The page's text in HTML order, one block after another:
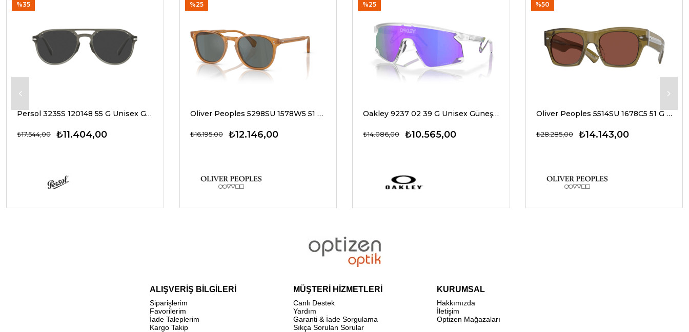
Persol 3235S 120148 55 G Unisex Güneş Gözlükleri
₺11.404,00
₺17.544,00
%35
Oliver Peoples 5298SU 1578W5 51 G Unisex Güneş Gözlükleri
₺12.146,00
₺16.195,00
%25
Oakley 9237 02 39 G Unisex Güneş Gözlükleri
₺10.565,00
₺14.086,00
%25
Oliver Peoples 5514SU 1678C5 51 G Unisex Güneş Gözlükleri
₺14.143,00
₺28.285,00
%50
ALIŞVERİŞ BİLGİLERİ
Siparişlerim
Favorilerim
İade Taleplerim
Kargo Takip
MÜŞTERİ HİZMETLERİ
Canlı Destek
Yardım
Garanti & İade Sorgulama
Sıkça Sorulan Sorular
KURUMSAL
Hakkımızda
İletişim
Optizen Mağazaları